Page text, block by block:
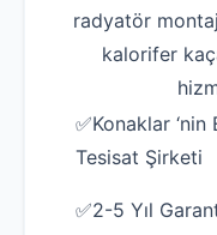
radyatör
kalorifer
✅Konaklar ‘nin
Tesisat Şirketi
✅2-5 Yıl